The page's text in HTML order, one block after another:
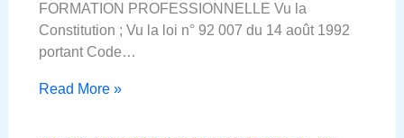
FORMATION PROFESSIONNELLE Vu la
Constitution ; Vu la loi n° 92 007 du 14 août 1992
portant Code…
Read More »